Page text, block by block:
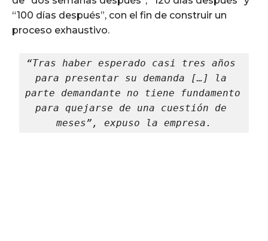
“100 días después”, con el fin de construir un
proceso exhaustivo.
“Tras haber esperado casi tres años
para presentar su demanda […] la
parte demandante no tiene fundamento
para quejarse de una cuestión de
meses”, expuso la empresa.